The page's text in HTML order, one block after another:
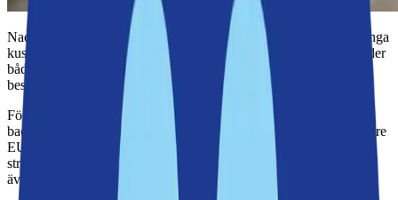
Nacka kommun erbjuder ett stort antal badplatser tack vare sin långa
kustlinje och många insjöar. Flera är kommunalt skötta och erbjuder
både natursköna miljöer och god tillgänglighet för badsugna
besökare.
För att säkerställa god vattenkvalitet tas regelbundna prover under
badsäsongen – fyra gånger per sommar på varje badplats. Vid de tre
EU-klassade baden (Erstaviksbadet, Källtorpsbadet och Sickla
strandbad) sker provtagning ännu oftare. Kommunen kontrollerar
även algblomning och vattentemperatur vid varje tillfälle.